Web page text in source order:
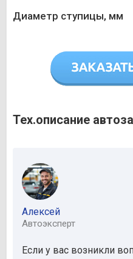
Диаметр ступицы, мм
Тех.описание
Алексей
Автоэксперт
Если у вас возникли